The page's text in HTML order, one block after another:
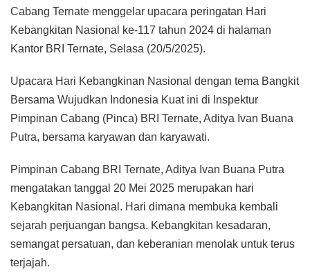
Cabang Ternate menggelar upacara peringatan Hari
Kebangkitan Nasional ke-117 tahun 2024 di halaman
Kantor BRI Ternate, Selasa (20/5/2025).
Upacara Hari Kebangkinan Nasional dengan tema Bangkit
Bersama Wujudkan Indonesia Kuat ini di Inspektur
Pimpinan Cabang (Pinca) BRI Ternate, Aditya Ivan Buana
Putra, bersama karyawan dan karyawati.
Pimpinan Cabang BRI Ternate, Aditya Ivan Buana Putra
mengatakan tanggal 20 Mei 2025 merupakan hari
Kebangkitan Nasional. Hari dimana membuka kembali
sejarah perjuangan bangsa. Kebangkitan kesadaran,
semangat persatuan, dan keberanian menolak untuk terus
terjajah.